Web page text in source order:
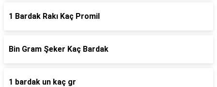
1 Bardak Rakı Kaç Promil
Bin Gram Şeker Kaç Bardak
1 bardak un kaç gr